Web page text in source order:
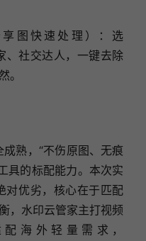
图快速处理）：选
、社交达人，一键去除
。
熟，“不伤原图、无痕
具的标配能力。本次实
对优劣，核心在于匹配
，水印云管家主打视频
配海外轻量需求，